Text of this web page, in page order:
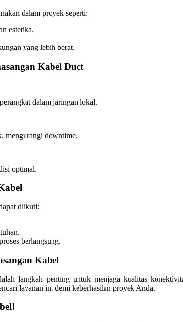
dalam proyek seperti:
estetika.
yang lebih berat.
Kabel Duct
dalam jaringan lokal.
mengurangi downtime.
optimal.
diikuti:
berlangsung.
Kabel
langkah penting untuk menjaga kualitas
layanan ini demi keberhasilan proyek Anda.